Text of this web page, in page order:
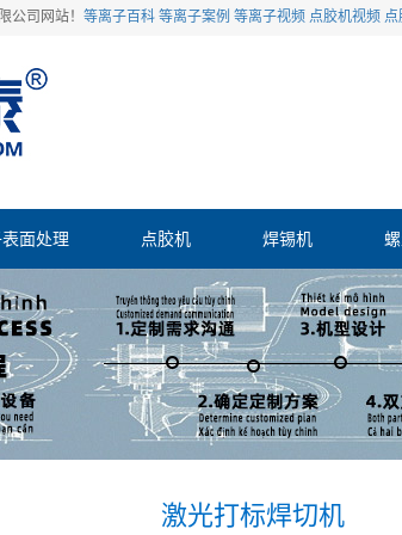
公司网站！ 等离子百科 等离子案例 等离子视频 点胶机视频 点
面处理 点胶机 焊锡机
激光打标焊切机